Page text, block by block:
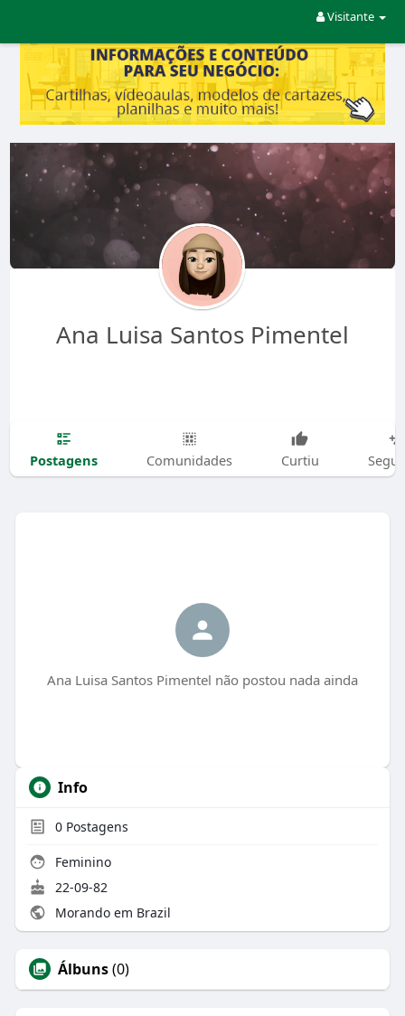
Visitante
Ana Luisa Santos Pimentel
Postagens Comunidades Curtiu
Ana Luisa Santos Pimentel não postou nada ainda
Info
0Postagens
Feminino
22-09-82
Morando em Brazil
Álbuns(0)